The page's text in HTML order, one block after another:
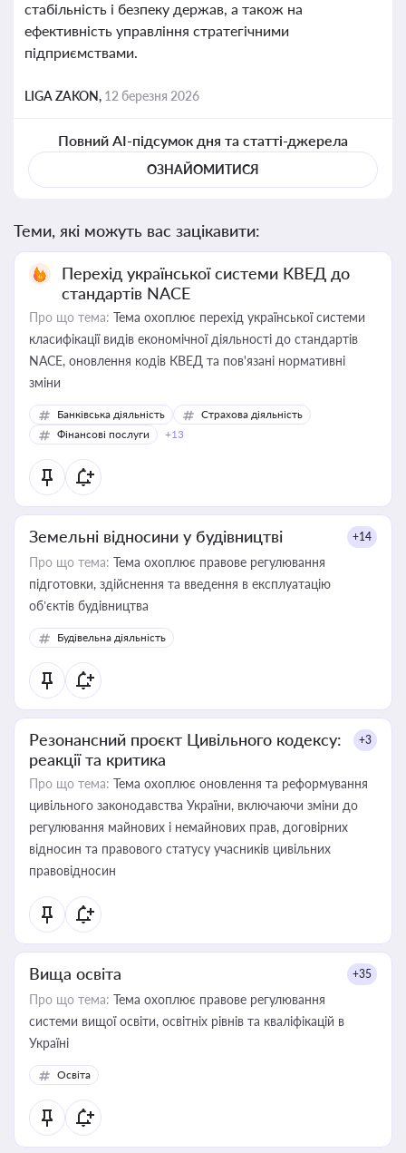
стабільність і безпеку держав, а також на
ефективність управління стратегічними
підприємствами.
LIGA ZAKON, 12 березня 2026
Повний AI-підсумок дня та статті-джерела
ОЗНАЙОМИТИСЯ
Теми, які можуть вас зацікавити:
Перехід української системи КВЕД до
стандартів NACE
Про що тема: Тема охоплює перехід української системи
класифікації видів економічної діяльності до стандартів
NACE, оновлення кодів КВЕД та пов'язані нормативні
зміни
Банківська діяльність
Страхова діяльність
Фінансові послуги
+13
Земельні відносини у будівництві +14
Про що тема: Тема охоплює правове регулювання
підготовки, здійснення та введення в експлуатацію
об’єктів будівництва
Будівельна діяльність
Резонансний проєкт Цивільного кодексу:
реакції та критика
+3
Про що тема: Тема охоплює оновлення та реформування
цивільного законодавства України, включаючи зміни до
регулювання майнових і немайнових прав, договірних
відносин та правового статусу учасників цивільних
правовідносин
Вища освіта +35
Про що тема: Тема охоплює правове регулювання
системи вищої освіти, освітніх рівнів та кваліфікацій в
Україні
Освіта